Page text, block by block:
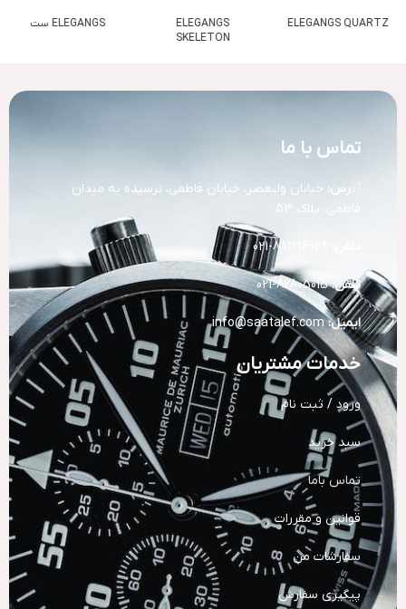
ELEGANGS QUARTZ
ELEGANGS
SKELETON
ELEGANGS ست
تماس با ما
رس: خیابان ولیعصر، خیابان فاطمی، نرسیده به میدان
فاطمی، پلاک 53
تلفن:82805015-021
ایمیل: info@saatalef.com
خدمات مشتریان
ورود / ثبت نام
سبد خرید
تماس باما
قوانین و مقررات
سفارشات من
پیگیری سفارش